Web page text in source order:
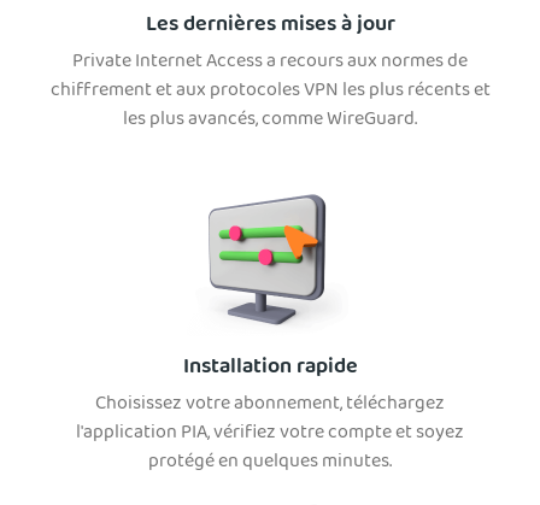
Les dernières mises à jour
Private Internet Access a recours aux normes de
chiffrement et aux protocoles VPN les plus récents et
les plus avancés, comme WireGuard.
Installation rapide
Choisissez votre abonnement, téléchargez
l'application PIA, vérifiez votre compte et soyez
protégé en quelques minutes.